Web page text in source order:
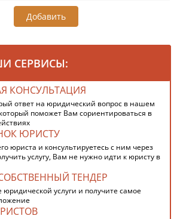
Добавить
СЕРВИСЫ:
КОНСУЛЬТАЦИЯ
ответ на юридический вопрос в нашем
поможет Вам сориентироваться в
ЮРИСТУ
юриста и консультируетесь с ним через
услугу, Вам не нужно идти к юристу в
ТЕНДЕР
услуги и получите самое